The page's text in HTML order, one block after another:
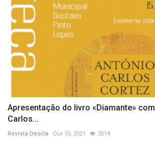
Apresentação do livro «Diamante»
Carlos...
Revista Descla Out 10, 2021 3514